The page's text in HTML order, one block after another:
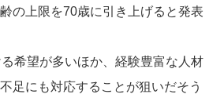
の上限を70歳に引き上げると発表
希望が多いほか、経験豊富な人材
足にも対応することが狙いだそう